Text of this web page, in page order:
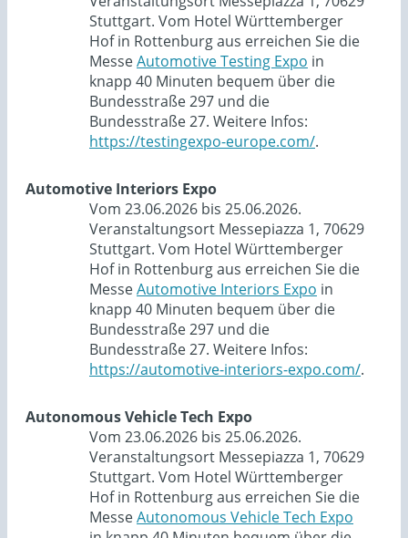
Stuttgart. Vom Hotel Württemberger
Hof in Rottenburg aus erreichen Sie die
MesseAutomotive Testing Expo in
knapp 40 Minuten bequem über die
Bundesstraße 297 und die
Bundesstraße 27. Weitere Infos:
https://testingexpo-europe.com/.
Automotive Interiors Expo
Vom 23.06.2026 bis 25.06.2026.
Veranstaltungsort Messepiazza 1, 70629
Stuttgart. Vom Hotel Württemberger
Hof in Rottenburg aus erreichen Sie die
MesseAutomotive Interiors Expo in
knapp 40 Minuten bequem über die
Bundesstraße 297 und die
Bundesstraße 27. Weitere Infos:
https://automotive-interiors-expo.com/.
Autonomous Vehicle Tech Expo
Vom 23.06.2026 bis 25.06.2026.
Veranstaltungsort Messepiazza 1, 70629
Stuttgart. Vom Hotel Württemberger
Hof in Rottenburg aus erreichen Sie die
MesseAutonomous Vehicle Tech Expo